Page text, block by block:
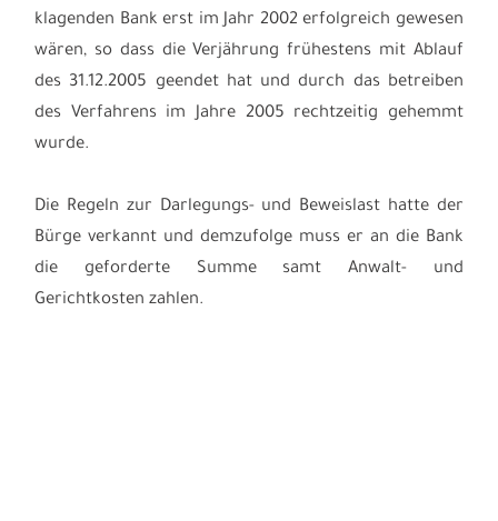
klagenden Bank erst im Jahr 2002 erfolgreich gewesen
wären, so dass die Verjährung frühestens mit Ablauf
des 31.12.2005 geendet hat und durch das betreiben
des Verfahrens im Jahre 2005 rechtzeitig gehemmt
wurde.
Die Regeln zur Darlegungs- und Beweislast hatte der
Bürge verkannt und demzufolge muss er an die Bank
die geforderte Summe samt Anwalt- und
Gerichtkosten zahlen.